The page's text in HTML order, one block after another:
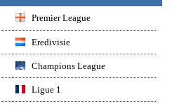
Premier League
Eredivisie
Champions League
Ligue 1